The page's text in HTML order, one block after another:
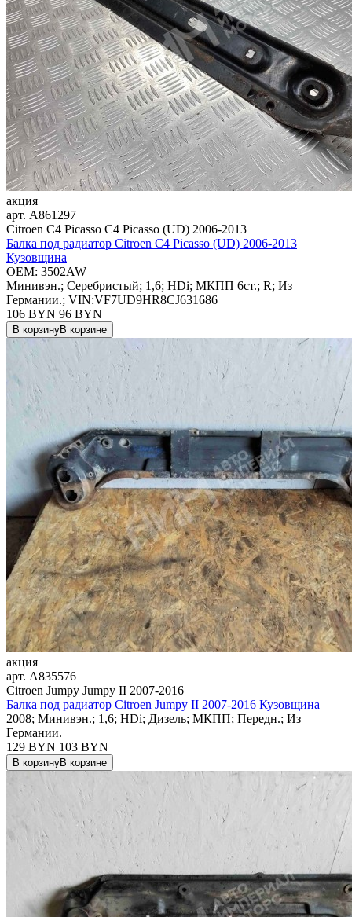
акция
арт. A861297
Citroen C4 Picasso C4 Picasso (UD) 2006-2013
Балка под радиатор Citroen C4 Picasso (UD) 2006-2013
Кузовщина
OEM: 3502AW
Минивэн.; Серебристый; 1,6; HDi; МКПП 6ст.; R; Из
Германии.; VIN:VF7UD9HR8CJ631686
106 BYN 96 BYN
В корзинуВ корзине
акция
арт. A835576
Citroen Jumpy Jumpy II 2007-2016
Балка под радиатор Citroen Jumpy II 2007-2016 Кузовщина
2008; Минивэн.; 1,6; HDi; Дизель; МКПП; Передн.; Из
Германии.
129 BYN 103 BYN
В корзинуВ корзине